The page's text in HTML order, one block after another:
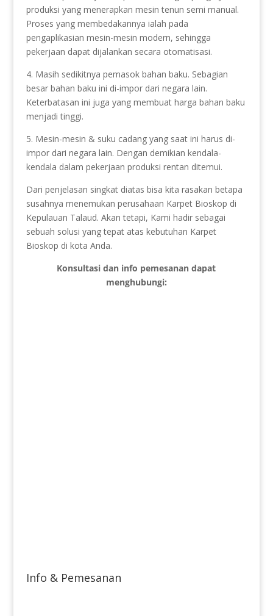
produksi yang menerapkan mesin tenun semi manual.
Proses yang membedakannya ialah pada
pengaplikasian mesin-mesin modern, sehingga
pekerjaan dapat dijalankan secara otomatisasi.
4. Masih sedikitnya pemasok bahan baku. Sebagian
besar bahan baku ini di-impor dari negara lain.
Keterbatasan ini juga yang membuat harga bahan baku
menjadi tinggi.
5. Mesin-mesin & suku cadang yang saat ini harus di-
impor dari negara lain. Dengan demikian kendala-
kendala dalam pekerjaan produksi rentan ditemui.
Dari penjelasan singkat diatas bisa kita rasakan betapa
susahnya menemukan perusahaan Karpet Bioskop di
Kepulauan Talaud. Akan tetapi, Kami hadir sebagai
sebuah solusi yang tepat atas kebutuhan Karpet
Bioskop di kota Anda.
Konsultasi dan info pemesanan dapat
menghubungi:
Info & Pemesanan